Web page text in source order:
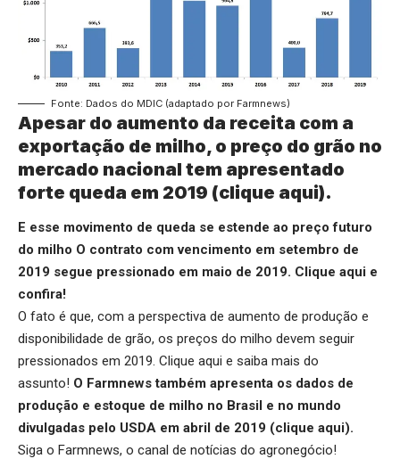
Fonte: Dados do MDIC (adaptado por Farmnews)
Apesar do aumento da receita com a
exportação de milho, o preço do grão no
mercado nacional tem apresentado
forte queda em 2019 (clique aqui).
E esse movimento de queda se estende ao preço futuro
do milho O contrato com vencimento em setembro de
2019 segue pressionado em maio de 2019. Clique aqui e
confira!
O fato é que, com a perspectiva de aumento de produção e
disponibilidade de grão, os preços do milho devem seguir
pressionados em 2019. Clique aqui e saiba mais do
assunto! O Farmnews também apresenta os dados de
produção e estoque de milho no Brasil e no mundo
divulgadas pelo USDA em abril de 2019 (clique aqui).
Siga o Farmnews, o canal de notícias do agronegócio!